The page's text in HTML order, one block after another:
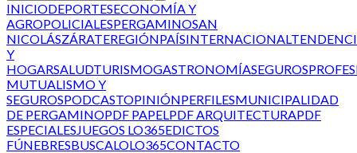
INICIODEPORTESECONOMÍA Y
AGROPOLICIALESPERGAMINOSAN
NICOLÁSZÁRATEREGIÓNPAÍSINTERNACIONAL
Y
HOGARSALUDTURISMOGASTRONOMÍASEGUROS
MUTUALISMO Y
SEGUROSPODCASTOPINIÓNPERFILESMUNICIPALIDAD
DE PERGAMINOPDF PAPELPDF ARQUITECTURAPDF
ESPECIALESJUEGOS LO365EDICTOS
FÚNEBRESBUSCALOLO365CONTACTO